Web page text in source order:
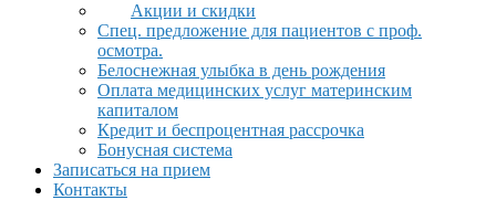
Акции и скидки
Спец. предложение для пациентов с проф.
осмотра.
Белоснежная улыбка в день рождения
Оплата медицинских услуг материнским
капиталом
Кредит и беспроцентная рассрочка
Бонусная система
Записаться на прием
Контакты